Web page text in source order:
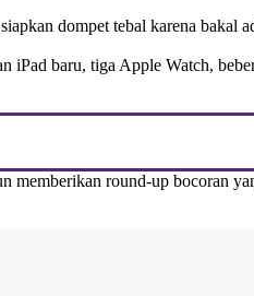
dompet tebal karena bakal
iPad baru, tiga Apple Watch,
round-up bocoran